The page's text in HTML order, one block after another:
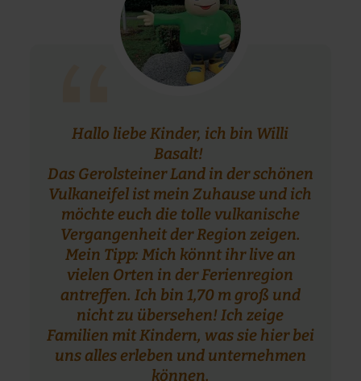
“
Hallo liebe Kinder, ich bin Willi
Basalt!
Das Gerolsteiner Land in der schönen
Vulkaneifel ist mein Zuhause und ich
möchte euch die tolle vulkanische
Vergangenheit der Region zeigen.
Mein Tipp: Mich könnt ihr live an
vielen Orten in der Ferienregion
antreffen. Ich bin 1,70 m groß und
nicht zu übersehen! Ich zeige
Familien mit Kindern, was sie hier bei
uns alles erleben und unternehmen
können.